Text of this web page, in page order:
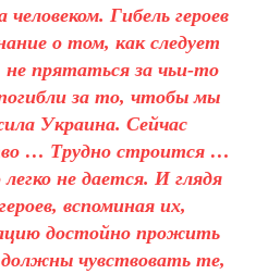
Гибель героев
о том, как следует
прятаться за чьи-то
за то, чтобы мы
Украина. Сейчас
… Трудно строится …
не дается. И глядя
вспоминая их,
достойно прожить
чувствовать те,